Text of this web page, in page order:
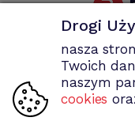
Drogi
nasza
Twoich
naszym
cookies